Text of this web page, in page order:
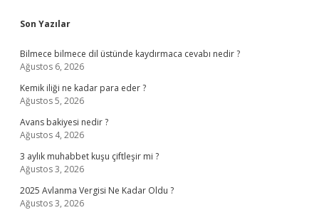
Sidebar
Son Yazılar
Bilmece bilmece dil üstünde kaydırmaca cevabı nedir ?
Ağustos 6, 2026
Kemik iliği ne kadar para eder ?
Ağustos 5, 2026
Avans bakiyesi nedir ?
Ağustos 4, 2026
3 aylık muhabbet kuşu çiftleşir mi ?
Ağustos 3, 2026
2025 Avlanma Vergisi Ne Kadar Oldu ?
Ağustos 3, 2026